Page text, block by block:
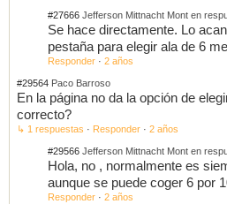
#27666 Jefferson
Se hace directamente. Lo
pestaña para elegir ala de 6
Responder· 2 años
#29564 Paco Barroso
En la página no da la opción de
correcto?
↳ 1 respuestas · Responder· 2 años
#29566 Jefferson
Hola, no , normalmente es
aunque se puede coger 6 por
Responder· 2 años